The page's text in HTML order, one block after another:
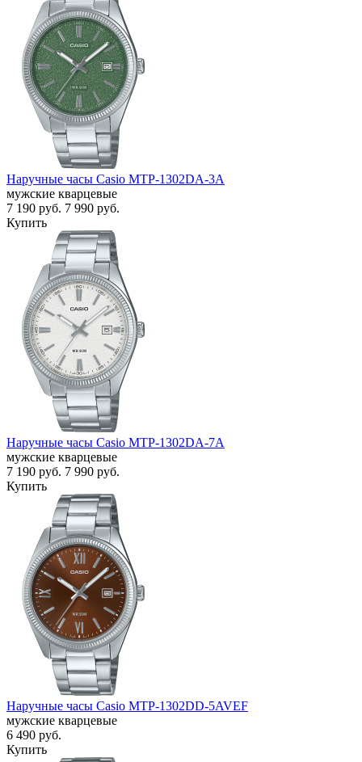
Наручные часы Casio MTP-1302DA-3A
мужские кварцевые
7 190 руб. 7 990 руб.
Купить
Наручные часы Casio MTP-1302DA-7A
мужские кварцевые
7 190 руб. 7 990 руб.
Купить
Наручные часы Casio MTP-1302DD-5AVEF
мужские кварцевые
6 490 руб.
Купить